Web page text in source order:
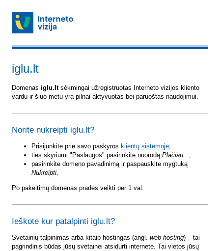
iglu.lt
Domenas iglu.ltsėkmingai užregistruotas Interneto vizijos kliento
vardu ir šiuo metu yra pilnai aktyvuotas bei paruoštas naudojimui.
Norite nukreipti iglu.lt?
Prisijunkite prie savo paskyros klientų sistemoje;
ties skyriumi "Paslaugos" pasirinkite nuorodą Plačiau... ;
pasirinkite domeno pavadinimą ir paspauskite mygtuką
Nukreipti.
Po pakeitimų domenas pradės veikti per 1 val.
Ieškote kur patalpinti iglu.lt?
Svetainių talpinimas arba kitaip hostingas (angl. web hosting) – tai
pagrindinis būdas jūsų svetainei atsidurti internete. Tai vietos jūsų